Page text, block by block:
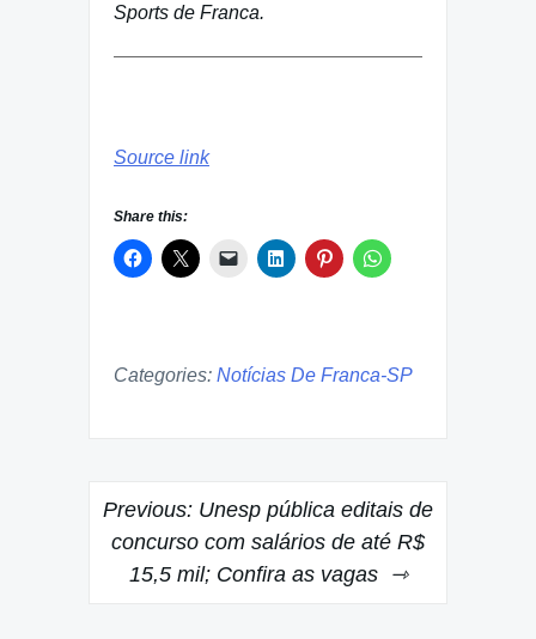
Sports de Franca.
Source link
Share this:
Categories: Notícias De Franca-SP
Post
navigation
Previous: Unesp pública editais de
concurso com salários de até R$
15,5 mil; Confira as vagas